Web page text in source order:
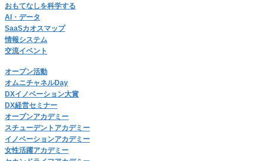
おもてなしを科学する
AI・データ
SaaSカオスマップ
情報システム
交流イベント
オープン活動
オムニチャネルDay
DXイノベーション大賞
DX経営セミナー
オープンアカデミー
スチューデントアカデミー
イノベーションアカデミー
女性活躍アカデミー